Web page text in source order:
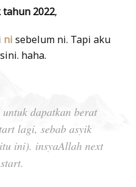
2022,
ni sebelum ni. Tapi aku
haha.
dapatkan berat
lagi, sebab asyik
ini). insyaAllah next